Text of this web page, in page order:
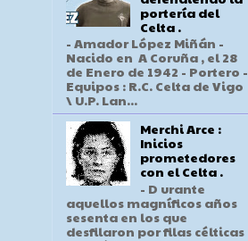
portería del
Celta .
- Amador López Miñán -
Nacido en A Coruña , el 28
de Enero de 1942 - Portero -
Equipos : R.C. Celta de Vigo
\ U.P. Lan...
Merchi Arce :
Inicios
prometedores
con el Celta .
- D urante
aquellos magníficos años
sesenta en los que
desfilaron por filas célticas